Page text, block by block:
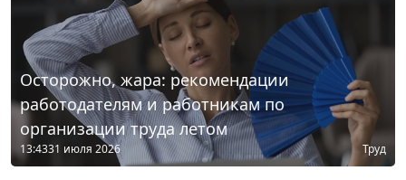
Осторожно, жара: рекомендации
работодателям и работникам по
организации труда летом
13:4331 июля 2026 Труд